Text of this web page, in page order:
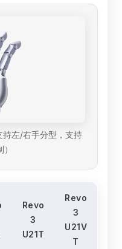
左/右手分型，支持
Revo
3
U21T
Revo
3
U21V
T